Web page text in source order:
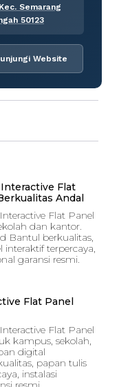
Semarang
50123
Website
Flat
Andal
Flat Panel
dan kantor.
Bantul berkualitas,
interaktif terpercaya,
garansi resmi.
Flat Panel
Flat Panel
kampus, sekolah,
digital
papan tulis
instalasi